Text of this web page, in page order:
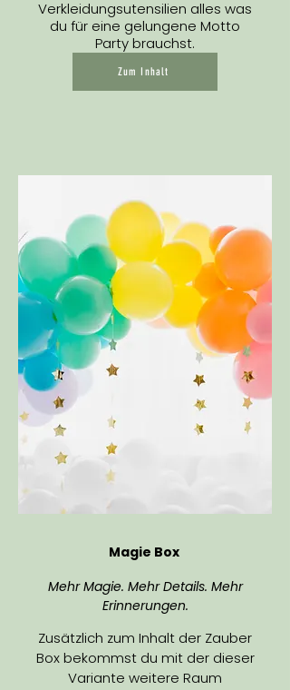
Verkleidungsutensilien alles was
du für eine gelungene Motto
Party brauchst.
Magie Box
Mehr Magie. Mehr Details. Mehr
Erinnerungen.
Zusätzlich zum Inhalt der Zauber
Box bekommst du mit der dieser
Variante weitere Raum
Zum Inhalt